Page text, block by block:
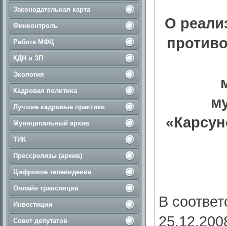
Законодательная карта
Финконтроль
Работа МФЦ
КДН и ЗП
Экология
Кадровая политика
Лучшие кадровые практики
Муниципальный архив
ТИК
Прессрелизы (архив)
Цифровое телевидение
Онлайн трансляции
Инвестиции
Совет депутатов
О
В